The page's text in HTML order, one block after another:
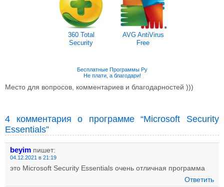
360 Total
Security
AVG AntiVirus
Free
Бесплатные Программы Ру
Не плати, а благодари!
Место для вопросов, комментариев и благодарностей )))
4 комментария о программе “Microsoft Security
Essentials”
beyim пишет:
04.12.2021 в 21:19
это Microsoft Security Essentials очень отличная программа
Ответить